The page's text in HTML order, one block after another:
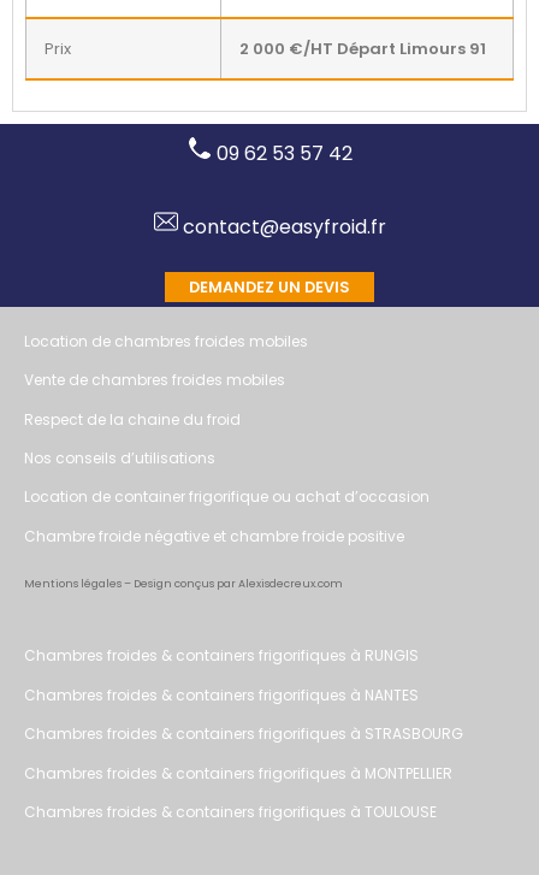
Prix 2 000 €/HT Départ Limours 91
09 62 53 57 42
contact@easyfroid.fr
DEMANDEZ UN DEVIS
Location de chambres froides mobiles
Vente de chambres froides mobiles
Respect de la chaine du froid
Nos conseils d’utilisations
Location de container frigorifique ou achat d’occasion
Chambre froide négative et chambre froide positive
Mentions légales– Design conçus par Alexisdecreux.com
Chambres froides & containers frigorifiques à RUNGIS
Chambres froides & containers frigorifiques à NANTES
Chambres froides & containers frigorifiques à STRASBOURG
Chambres froides & containers frigorifiques à MONTPELLIER
Chambres froides & containers frigorifiques à TOULOUSE